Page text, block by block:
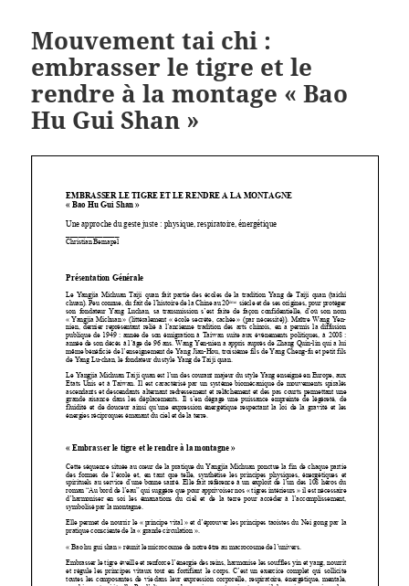
Mouvement tai chi :
embrasser le tigre et le
rendre à la montage « Bao
Hu Gui Shan »